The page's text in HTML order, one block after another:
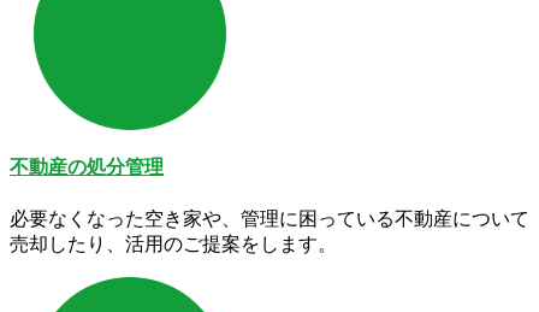
不動産の処分管理
必要なくなった空き家や、管理に困っている不動産について
売却したり、活用のご提案をします。